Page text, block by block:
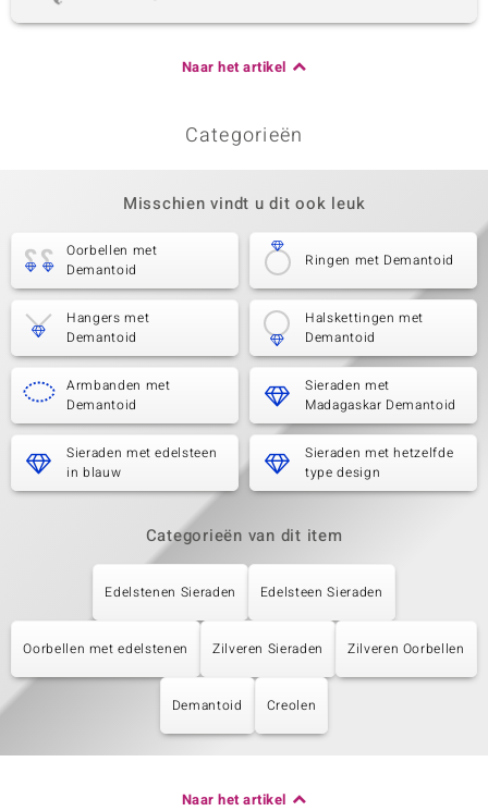
Naar het artikel
Categorieën
Misschien vindt u dit ook leuk
Oorbellen met
Demantoid
Ringen met Demantoid
Hangers met
Demantoid
Halskettingen met
Demantoid
Armbanden met
Demantoid
Sieraden met
Madagaskar Demantoid
Sieraden met edelsteen
in blauw
Sieraden met hetzelfde
type design
Categorieën van dit item
Edelstenen Sieraden Edelsteen Sieraden
Oorbellen met edelstenen Zilveren Sieraden Zilveren Oorbellen
Demantoid Creolen
Naar het artikel